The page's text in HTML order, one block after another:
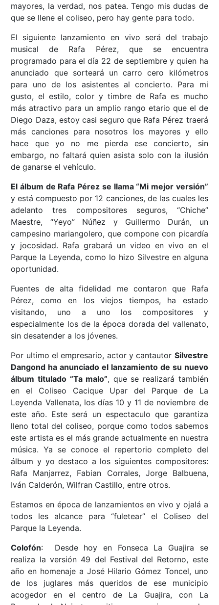
mayores, la verdad, nos patea. Tengo mis dudas de
que se llene el coliseo, pero hay gente para todo.
El siguiente lanzamiento en vivo será del trabajo
musical de Rafa Pérez, que se encuentra
programado para el día 22 de septiembre y quien ha
anunciado que sorteará un carro cero kilómetros
para uno de los asistentes al concierto. Para mi
gusto, el estilo, color y timbre de Rafa es mucho
más atractivo para un amplio rango etario que el de
Diego Daza, estoy casi seguro que Rafa Pérez traerá
más canciones para nosotros los mayores y ello
hace que yo no me pierda ese concierto, sin
embargo, no faltará quien asista solo con la ilusión
de ganarse el vehículo.
El álbum de Rafa Pérez se llama “Mi mejor versión”
y está compuesto por 12 canciones, de las cuales les
adelanto tres compositores seguros, “Chiche”
Maestre, “Yeyo” Núñez y Guillermo Durán, un
campesino mariangolero, que compone con picardía
y jocosidad. Rafa grabará un video en vivo en el
Parque la Leyenda, como lo hizo Silvestre en alguna
oportunidad.
Fuentes de alta fidelidad me contaron que Rafa
Pérez, como en los viejos tiempos, ha estado
visitando, uno a uno los compositores y
especialmente los de la época dorada del vallenato,
sin desatender a los jóvenes.
Por ultimo el empresario, actor y cantautor Silvestre
Dangond ha anunciado el lanzamiento de su nuevo
álbum titulado “Ta malo”, que se realizará también
en el Coliseo Cacique Upar del Parque de La
Leyenda Vallenata, los días 10 y 11 de noviembre de
este año. Este será un espectaculo que garantiza
lleno total del coliseo, porque como todos sabemos
este artista es el más grande actualmente en nuestra
música. Ya se conoce el repertorio completo del
álbum y yo destaco a los siguientes compositores:
Rafa Manjarrez, Fabian Corrales, Jorge Balbuena,
Iván Calderón, Wilfran Castillo, entre otros.
Estamos en época de lanzamientos en vivo y ojalá a
todos les alcance para “fuletear” el Coliseo del
Parque la Leyenda.
Colofón: Desde hoy en Fonseca La Guajira se
realiza la versión 49 del Festival del Retorno, este
año en homenaje a José Hilario Gómez Toncel, uno
de los juglares más queridos de ese municipio
acogedor en el centro de La Guajira, con La